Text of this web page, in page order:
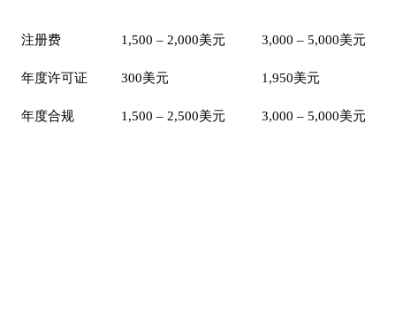
注册费 1,500 – 2,000美元 3,000 – 5,000美元
年度许可证 300美元 1,950美元
年度合规 1,500 – 2,500美元 3,000 – 5,000美元